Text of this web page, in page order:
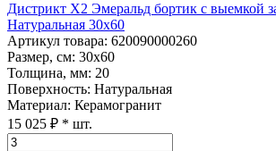
Дистрикт Х2 Эмеральд бортик с выемкой
Натуральная 30x60
Артикул товара: 620090000260
Размер, см: 30x60
Толщина, мм: 20
Поверхность: Натуральная
Материал: Керамогранит
15 025 ₽ * шт.